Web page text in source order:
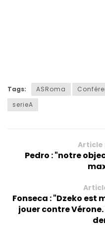
Tags: ASRoma
serieA
Article
Pedro : "notre
Fonseca : "Dzeko est
jouer contre